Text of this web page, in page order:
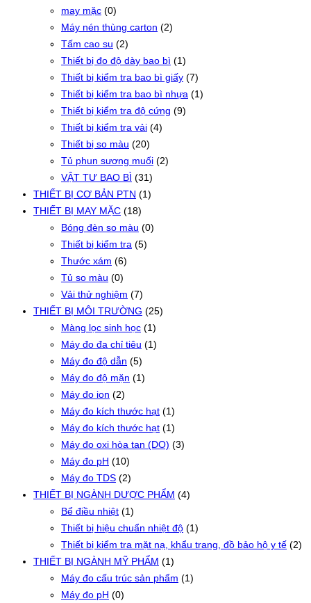
may mặc (0)
Máy nén thùng carton (2)
Tấm cao su (2)
Thiết bị đo độ dày bao bì (1)
Thiết bị kiểm tra bao bì giấy (7)
Thiết bị kiểm tra bao bì nhựa (1)
Thiết bị kiểm tra độ cứng (9)
Thiết bị kiểm tra vải (4)
Thiết bị so màu (20)
Tủ phun sương muối (2)
VẬT TƯ BAO BÌ (31)
THIẾT BỊ CƠ BẢN PTN (1)
THIẾT BỊ MAY MẶC (18)
Bóng đèn so màu (0)
Thiết bị kiểm tra (5)
Thước xám (6)
Tủ so màu (0)
Vải thử nghiệm (7)
THIẾT BỊ MÔI TRƯỜNG (25)
Màng lọc sinh học (1)
Máy đo đa chỉ tiêu (1)
Máy đo độ dẫn (5)
Máy đo độ mặn (1)
Máy đo ion (2)
Máy đo kích thước hạt (1)
Máy đo kích thước hạt (1)
Máy đo oxi hòa tan (DO) (3)
Máy đo pH (10)
Máy đo TDS (2)
THIẾT BỊ NGÀNH DƯỢC PHẨM (4)
Bể điều nhiệt (1)
Thiết bị hiệu chuẩn nhiệt độ (1)
Thiết bị kiểm tra mặt nạ, khẩu trang, đồ bảo hộ y tế (2)
THIẾT BỊ NGÀNH MỸ PHẨM (1)
Máy đo cấu trúc sản phẩm (1)
Máy đo pH (0)